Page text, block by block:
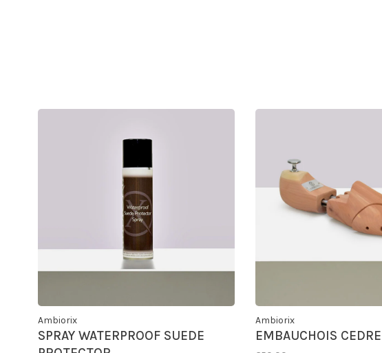
Ambiorix
SPRAY WATERPROOF SUEDE
Ambiorix
EMBAUCHOIS CEDRE